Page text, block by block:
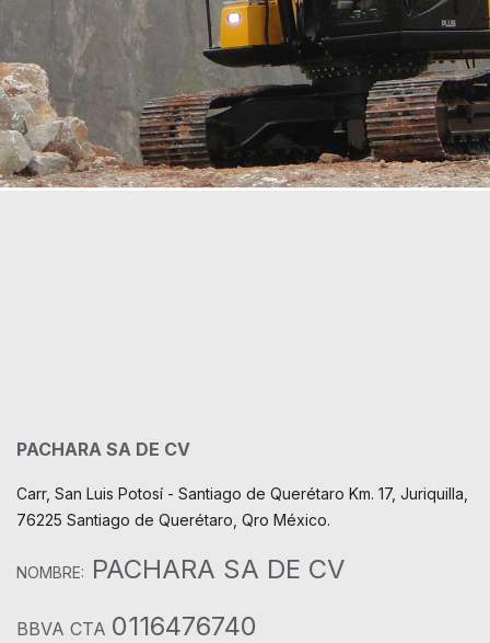
PACHARA SA DE CV
Carr, San Luis Potosí - Santiago de Querétaro Km. 17, Juriquilla,
76225 Santiago de Querétaro, Qro México.
NOMBRE: PACHARA SA DE CV
BBVA CTA 0116476740